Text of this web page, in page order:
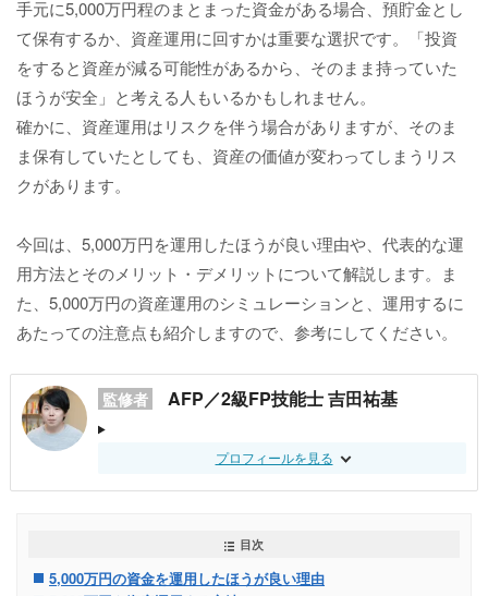
手元に5,000万円程のまとまった資金がある場合、預貯金とし
て保有するか、資産運用に回すかは重要な選択です。「投資
をすると資産が減る可能性があるから、そのまま持っていた
ほうが安全」と考える人もいるかもしれません。
確かに、資産運用はリスクを伴う場合がありますが、そのま
ま保有していたとしても、資産の価値が変わってしまうリス
クがあります。
今回は、5,000万円を運用したほうが良い理由や、代表的な運
用方法とそのメリット・デメリットについて解説します。ま
た、5,000万円の資産運用のシミュレーションと、運用するに
あたっての注意点も紹介しますので、参考にしてください。
監修者 AFP／2級FP技能士 吉田祐基
プロフィールを見る
目次
5,000万円の資金を運用したほうが良い理由